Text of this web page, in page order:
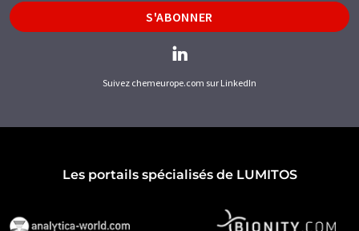
S'ABONNER
Suivez chemeurope.com sur LinkedIn
Les portails spécialisés de LUMITOS